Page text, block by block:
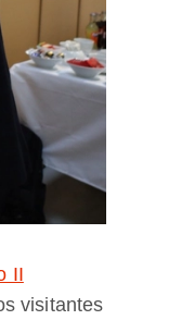
II
visitantes